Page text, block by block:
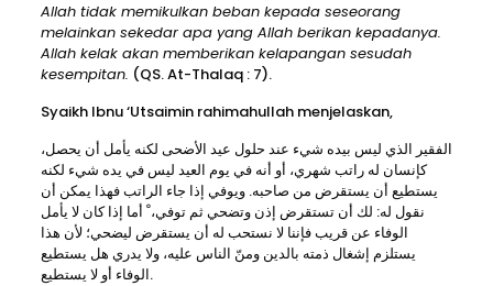
Allah tidak memikulkan beban kepada seseorang
melainkan sekedar apa yang Allah berikan kepadanya.
Allah kelak akan memberikan kelapangan sesudah
kesempitan. (QS. At-Thalaq : 7).
Syaikh Ibnu ‘Utsaimin rahimahullah menjelaskan,
الفقير الذي ليس بيده شيء عند حلول عيد الأضحى لكنه يأمل أن يحصل،
كإنسان له راتب شهري، أو أنه في يوم العيد ليس في يده شيء لكنه
يستطيع أن يستقرض من صاحبه. ويوفي إذا جاء الراتب فهذا يمكن أن
نقول له: لك أن تستقرض إذن وتضحي ثم توفي، ْ أما إذا كان لا يأمل
الوفاء عن قريب فإننا لا نستحب له أن يستقرض ليضحي؛ لأن هذا
يستلزم إشغال ذمته بالدين ومنّ الناس عليه، ولا يدري هل يستطيع
الوفاء أو لا يستطيع.